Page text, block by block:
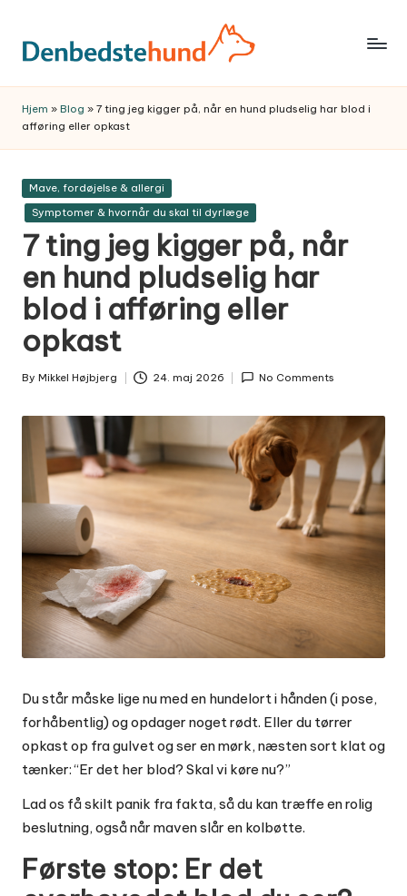
Skip
content
praktiske
hundeguider
og
til
et
bedre
hundeliv
–
fra
hvalp
voksen.
Hjem » Blog » 7 ting jeg kigger på, når en hund pludselig har blod i
afføring eller opkast
Posted
in
Mave, fordøjelse & allergi
Symptomer & hvornår du skal til dyrlæge
7 ting jeg kigger på, når
en hund pludselig har
blod i afføring eller
opkast
Posted
By Mikkel Højbjerg 24. maj 2026 No Comments
Du står måske lige nu med en hundelort i hånden (i pose,
forhåbentlig) og opdager noget rødt. Eller du tørrer
opkast op fra gulvet og ser en mørk, næsten sort klat og
tænker: “Er det her blod? Skal vi køre nu?”
Lad os få skilt panik fra fakta, så du kan træffe en rolig
beslutning, også når maven slår en kolbøtte.
Første stop: Er det